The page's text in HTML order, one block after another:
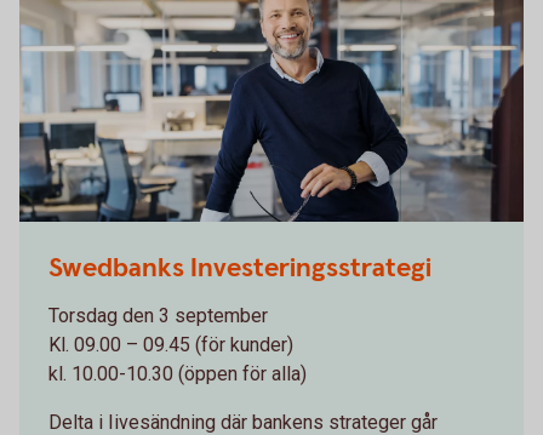
Swedbanks Investeringsstrategi
Torsdag den 3 september
Kl. 09.00 – 09.45 (för kunder)
kl. 10.00-10.30 (öppen för alla)
Delta i Iivesändning där bankens strateger går